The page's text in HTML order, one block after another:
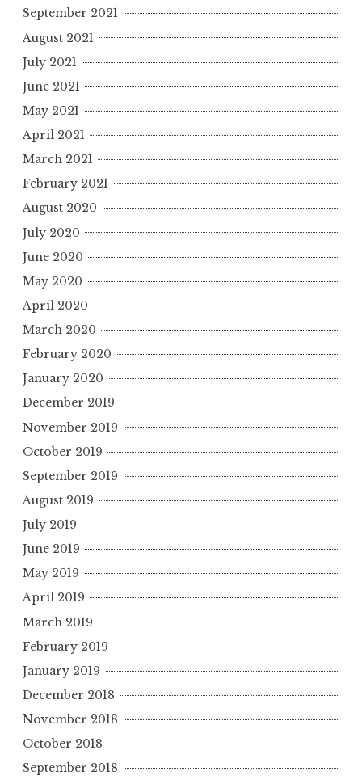
September 2021
August 2021
July 2021
June 2021
May 2021
April 2021
March 2021
February 2021
August 2020
July 2020
June 2020
May 2020
April 2020
March 2020
February 2020
January 2020
December 2019
November 2019
October 2019
September 2019
August 2019
July 2019
June 2019
May 2019
April 2019
March 2019
February 2019
January 2019
December 2018
November 2018
October 2018
September 2018